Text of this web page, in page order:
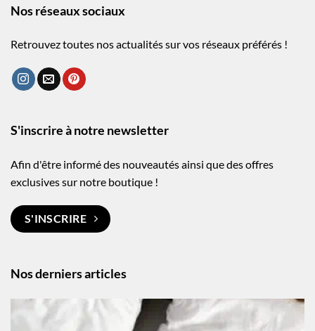
Nos réseaux sociaux
Retrouvez toutes nos actualités sur vos réseaux préférés !
Nos derniers articles
S'inscrire à notre newsletter
Afin d'être informé des nouveautés ainsi que des offres
exclusives sur notre boutique !
S'INSCRIRE